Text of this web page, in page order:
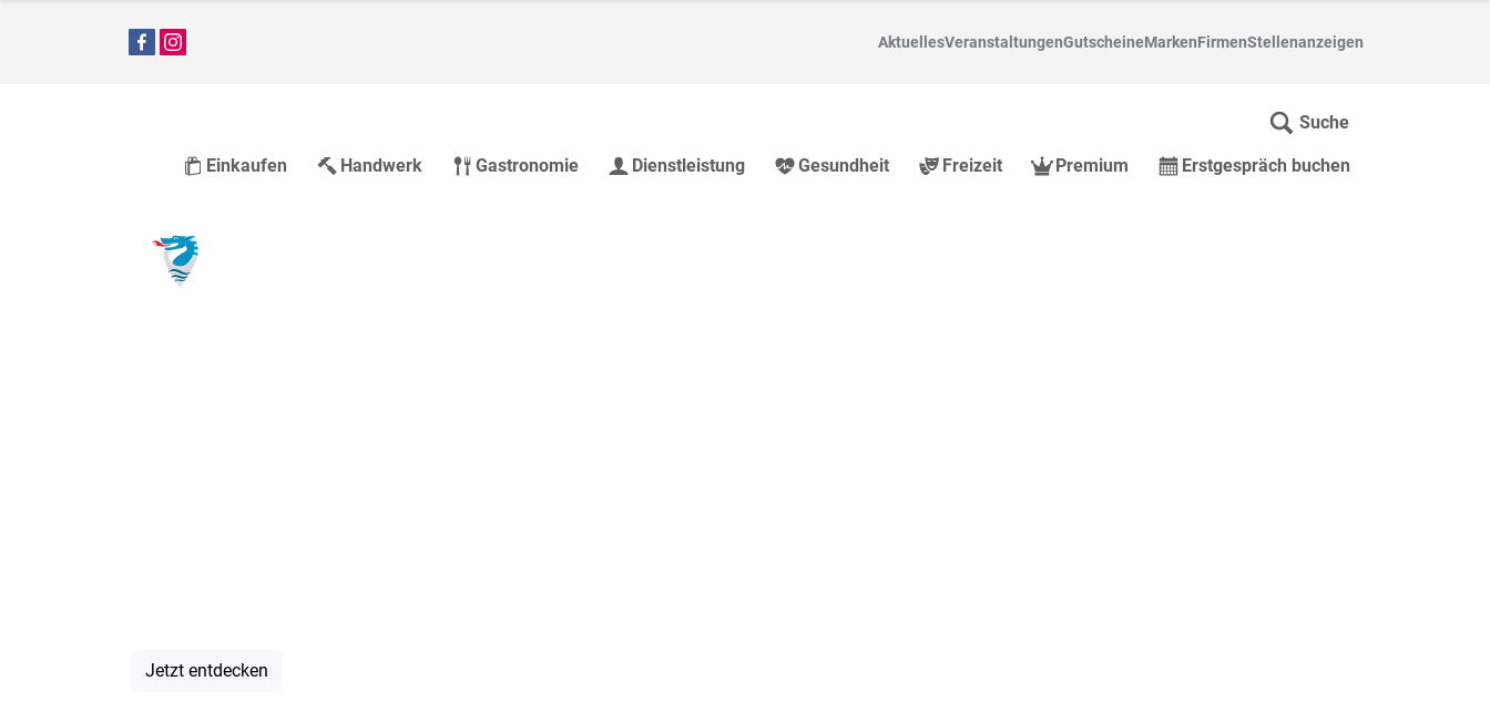
AktuellesVeranstaltungenGutscheineMarkenFirmenStellenanzeigen
Einkaufen Handwerk Gastronomie Dienstleistung Gesundheit Freizeit Premium Erstgespräch buchen
Suche
Jetzt entdecken